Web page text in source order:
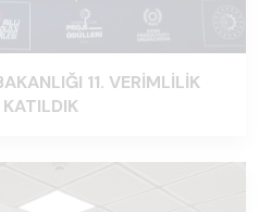
11. VERİMLİLİK